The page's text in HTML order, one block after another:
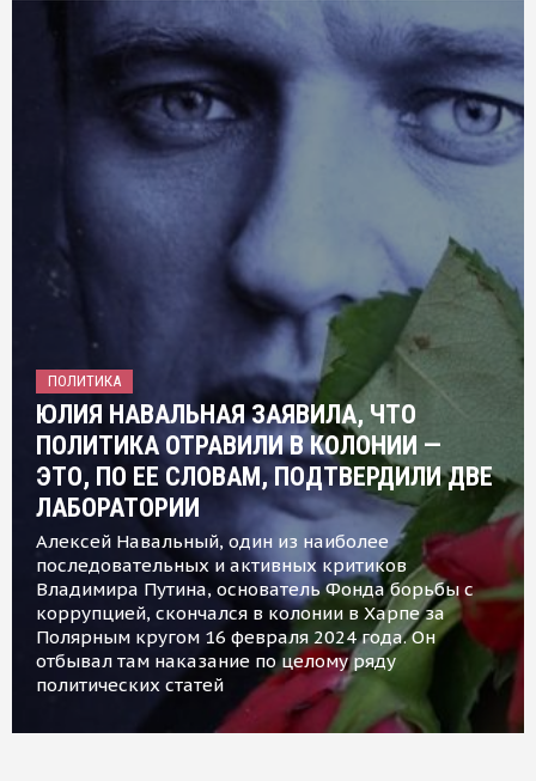
ПОЛИТИКА
ЮЛИЯ НАВАЛЬНАЯ ЗАЯВИЛА, ЧТО
ПОЛИТИКА ОТРАВИЛИ В КОЛОНИИ —
ЭТО, ПО ЕЕ СЛОВАМ, ПОДТВЕРДИЛИ ДВЕ
ЛАБОРАТОРИИ
Алексей Навальный, один из наиболее
последовательных и активных критиков
Владимира Путина, основатель Фонда борьбы с
коррупцией, скончался в колонии в Харпе за
Полярным кругом 16 февраля 2024 года. Он
отбывал там наказание по целому ряду
политических статей